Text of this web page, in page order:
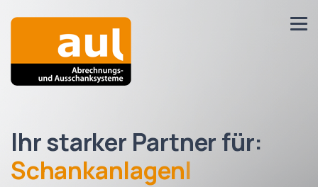
Ihr starker Partner für:
Schankanlagen|